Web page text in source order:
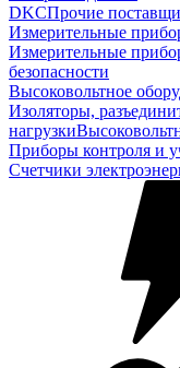
DKCПрочие
Измерительные
Измерительные
безопасности
Высоковольтное
Изоляторы,
нагрузки
Приборы контроля и
Счетчики